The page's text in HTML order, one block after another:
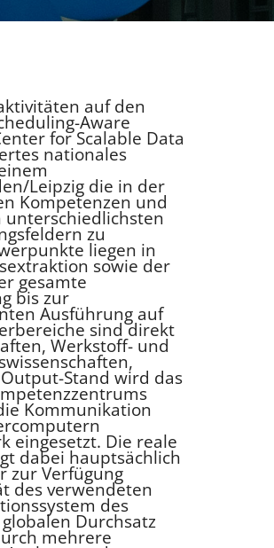
auf den
Aware
for Scalable Data
nationales
Leipzig die in der
Kompetenzen und
unterschiedlichsten
zu
liegen in
sowie der
gesamte
bis zur
Ausführung auf
sind direkt
Werkstoff- und
Stand wird das
Kommunikation
eingesetzt. Die reale
dabei hauptsächlich
zur Verfügung
des verwendeten
des
Durchsatz
mehrere